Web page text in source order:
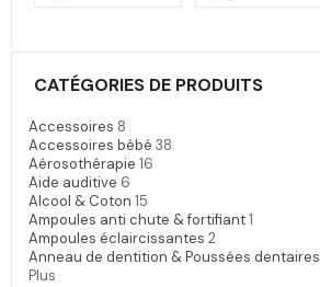
CATÉGORIES DE PRODUITS
Accessoires 8
Accessoires bébé 38
Aérosothérapie 16
Aide auditive 6
Alcool & Coton 15
Ampoules anti chute & fortifiant1
Ampoules éclaircissantes 2
Anneau de dentition & Poussées dentaires
Plus